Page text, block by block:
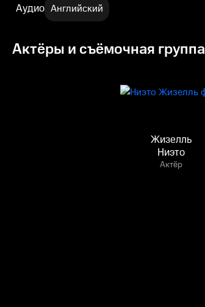
Аудио Английский
Актёры и съёмочная группа
Жизелль
Ниэто
Актёр